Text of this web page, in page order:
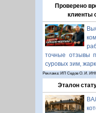
Проверено
клиенты
точные отзывы
суровых зим,
Реклама: ИП Седов О. И. ИНН
Эталон